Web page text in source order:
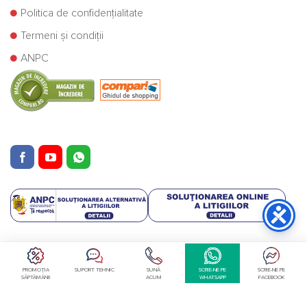
Politica de confidențialitate
Termeni și condiții
ANPC
PROMOȚIA
SĂPTĂMÂNII
SUPORT TEHNIC
SUNĂ
ACUM
SCRIE-NE PE
WHATSAPP
SCRIE-NE PE
FACEBOOK
Copyright © Cazane Centrale SRL 2025